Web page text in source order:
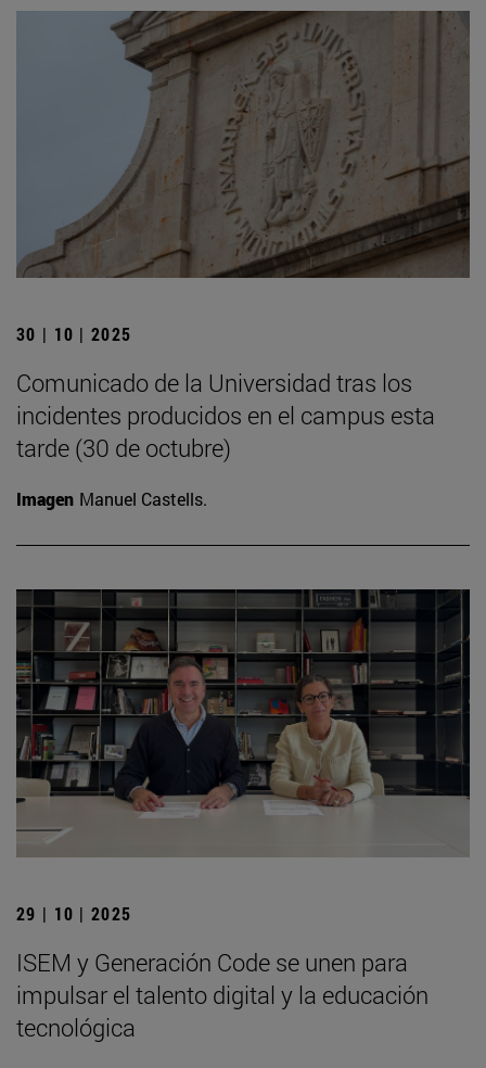
30 | 10 | 2025
Comunicado de la Universidad tras los
incidentes producidos en el campus esta
tarde (30 de octubre)
Imagen Manuel Castells.
29 | 10 | 2025
ISEM y Generación Code se unen para
impulsar el talento digital y la educación
tecnológica